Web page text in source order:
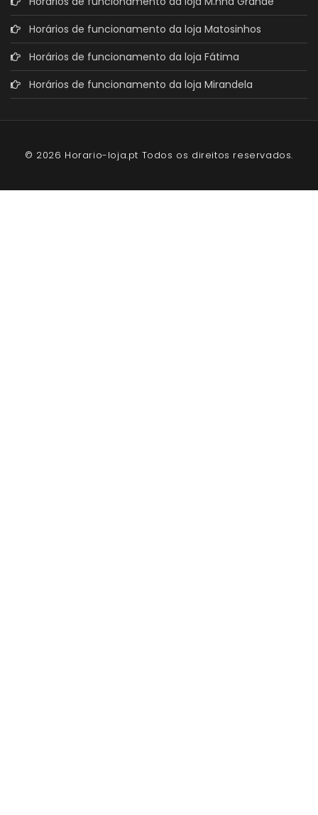
Horários de funcionamento da loja Matosinhos
Horários de funcionamento da loja Fátima
Horários de funcionamento da loja Mirandela
© 2026 Horario-loja.pt Todos os direitos reservados.